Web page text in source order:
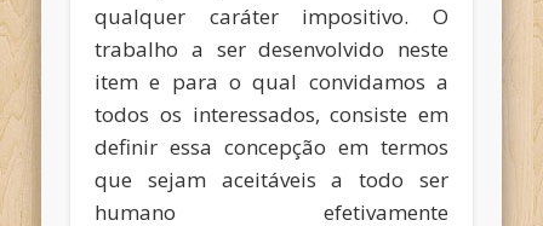
qualquer caráter impositivo. O
trabalho a ser desenvolvido neste
item e para o qual convidamos a
todos os interessados, consiste em
definir essa concepção em termos
que sejam aceitáveis a todo ser
humano efetivamente